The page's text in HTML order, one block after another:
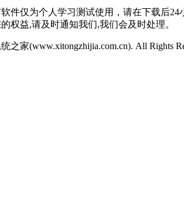
件仅为个人学习测试使用，请在下载后
权益,请及时通知我们,我们会及时处理。
之家(www.xitongzhijia.com.cn). All Rights